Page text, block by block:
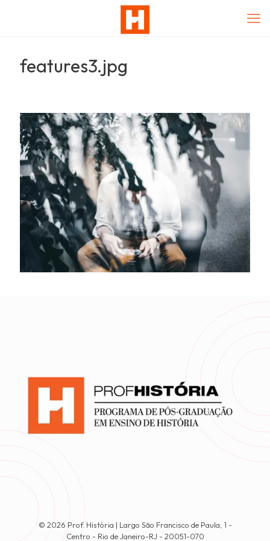
features3.jpg
© 2026 Prof. História | Largo São Francisco de Paula, 1 -
Centro - Rio de Janeiro-RJ - 20051-070